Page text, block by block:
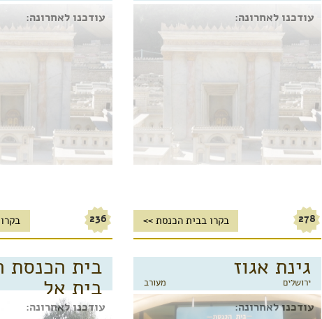
עודכנו לאחרונה:
278 בקרו בבית הכנסת >>
עודכנו לאחרונה:
236
גינת אגוז
ירושלים מעורב
עודכנו לאחרונה:
בית הכנסת
בית אל
בית אל
עודכנו לאחרונה: